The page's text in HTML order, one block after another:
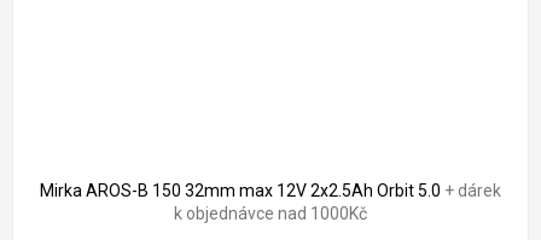
Mirka AROS-B 150 32mm max 12V 2x2.5Ah Orbit 5.0 + dárek
k objednávce nad 1000Kč